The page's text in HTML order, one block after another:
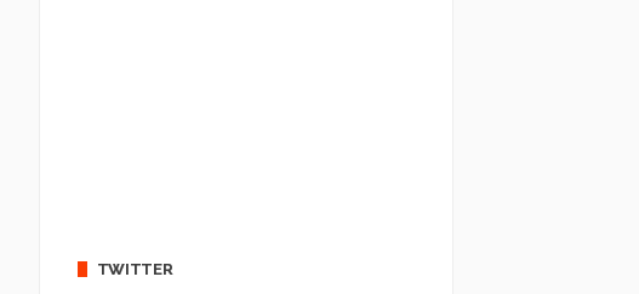
TWITTER